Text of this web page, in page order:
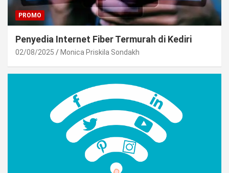
PROMO
Penyedia Internet Fiber Termurah di Kediri
02/08/2025 Monica Priskila Sondakh